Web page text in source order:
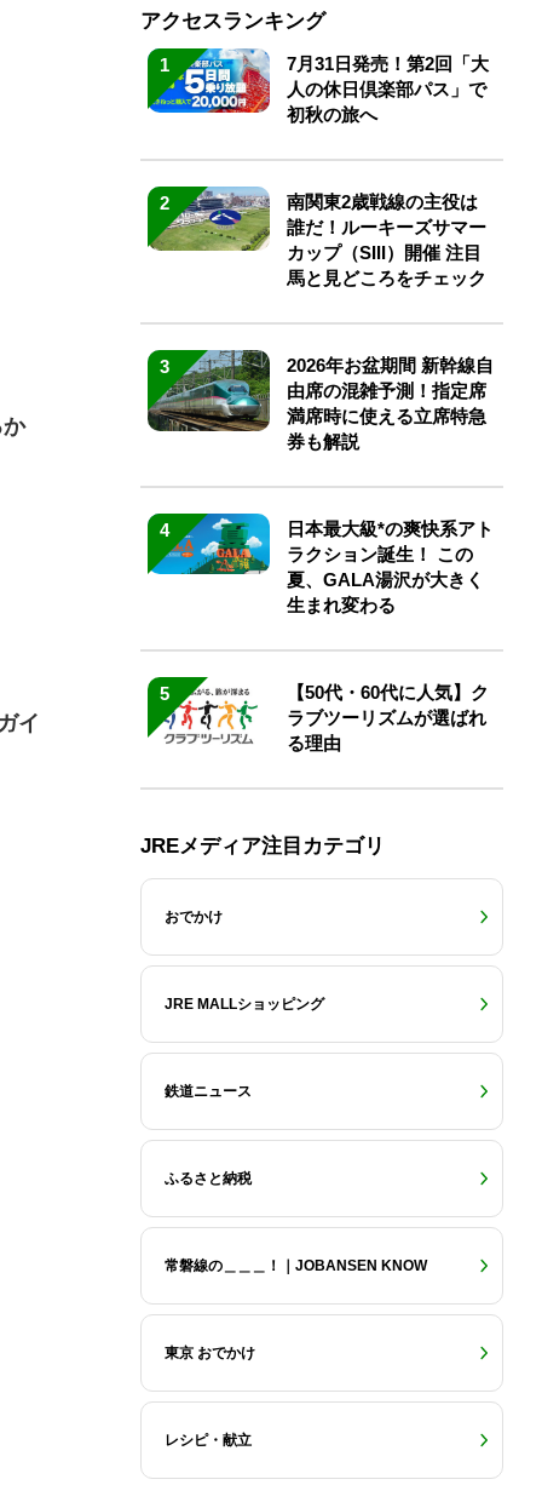
イ
アクセスランキング
1
7月31日発売！第2回「大
人の休日倶楽部パス」で
初秋の旅へ
2
南関東2歳戦線の主役は
誰だ！ルーキーズサマー
カップ（SIII）開催 注目
馬と見どころをチェック
3
2026年お盆期間 新幹線自
由席の混雑予測！指定席
満席時に使える立席特急
券も解説
4
日本最大級*の爽快系アト
ラクション誕生！ この
夏、GALA湯沢が大きく
生まれ変わる
5
【50代・60代に人気】ク
ラブツーリズムが選ばれ
る理由
JREメディア注目カテゴリ
おでかけ
JRE MALLショッピング
鉄道ニュース
ふるさと納税
常磐線の＿＿＿！｜JOBANSEN KNOW
東京 おでかけ
レシピ・献立